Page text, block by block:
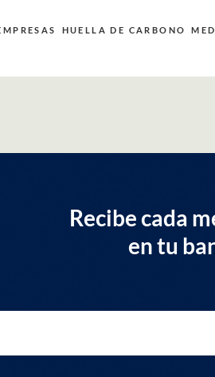
HUELLA DE CARBONO
Recibe cada
en tu